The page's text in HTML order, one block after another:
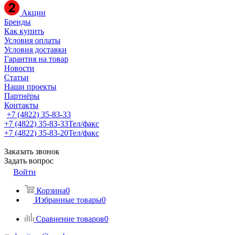
Акции
Бренды
Как купить
Условия оплаты
Условия доставки
Гарантия на товар
Новости
Статьи
Наши проекты
Партнёры
Контакты
+7 (4822) 35-83-33
+7 (4822) 35-83-33Тел/факс
+7 (4822) 35-83-20Тел/факс
Заказать звонок
Задать вопрос
Войти
Корзина0
Избранные товары0
Сравнение товаров0